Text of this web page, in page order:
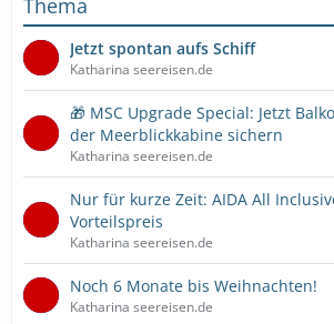
Jetzt spontan aufs Schiff
Katharina seereisen.de
🎁 MSC Upgrade Special: Jetzt
der Meerblickkabine sichern
Katharina seereisen.de
Nur für kurze Zeit: AIDA All
Vorteilspreis
Katharina seereisen.de
Noch 6 Monate bis Weihnachten!
Katharina seereisen.de